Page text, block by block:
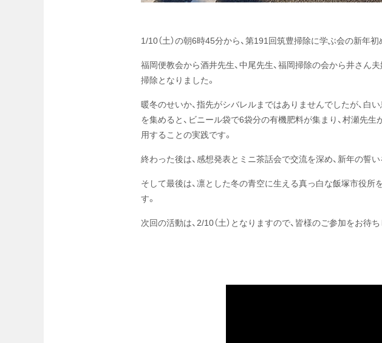
1/10（土）の朝6時45分から、第191回筑豊掃除に学ぶ会の新年
福岡便教会から酒井先生、中尾先生、福岡掃除の会から井さん
掃除となりました。
暖冬のせいか、指先がシバレルまではありませんでしたが、白
を集めると、ビニール袋で6袋分の有機肥料が集まり、村瀬先
用することの実践です。
終わった後は、感想発表とミニ茶話会で交流を深め、新年の誓
そして最後は、凛とした冬の青空に生える真っ白な飯塚市役
す。
次回の活動は、2/10（土）となりますので、皆様のご参加をお待ち